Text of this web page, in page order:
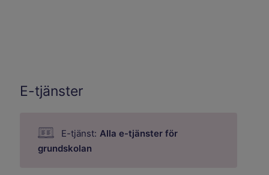
E-tjänster
E-tjänst: Alla e-tjänster för
grundskolan